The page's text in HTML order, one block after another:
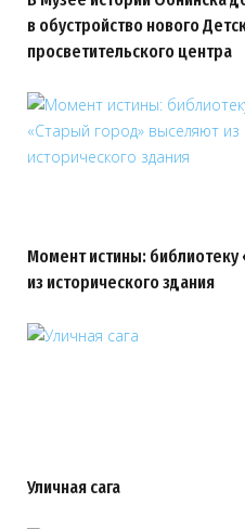
в обустройство нового
просветительского центра
Момент истины:
из исторического здания
Уличная сага